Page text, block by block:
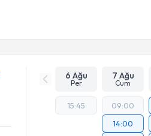
6 Ağu
Per
7 Ağu
Cum
15:45
09:00
14:00